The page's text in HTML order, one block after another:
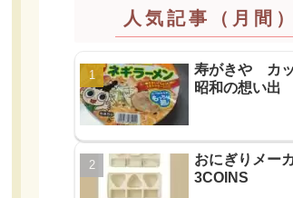
人気記事（月間）
寿がきや カ
昭和の想い出
おにぎりメー
3COINS